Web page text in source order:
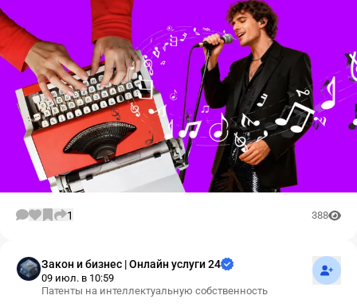
1 388
Закон и бизнес | Онлайн услуги 24
09 июл. в 10:59
Патенты на интеллектуальную собственность